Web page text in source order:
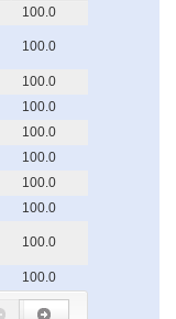
100.0
100.0
100.0
100.0
100.0
100.0
100.0
100.0
100.0
100.0